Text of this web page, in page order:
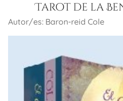
Tarot de la
Autor/es: Baron-reid Cole